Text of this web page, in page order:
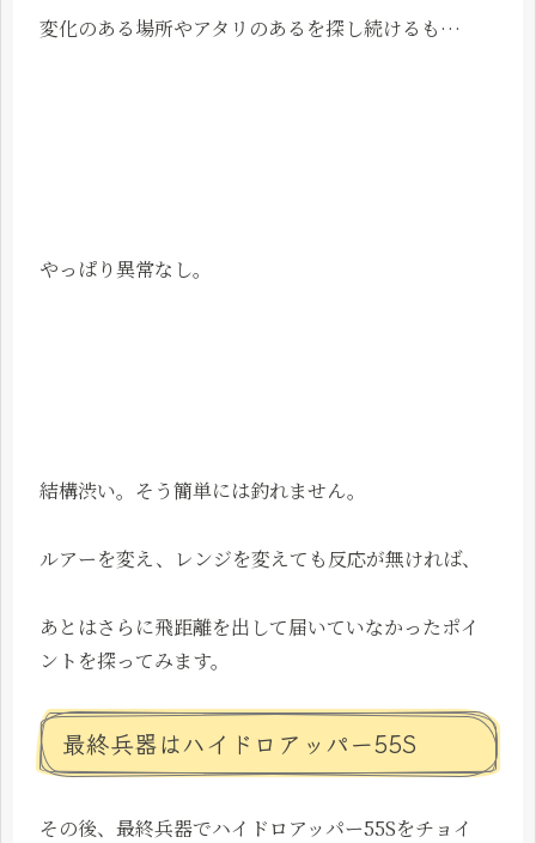
変化のある場所やアタリのあるを探し続けるも…
やっぱり異常なし。
結構渋い。そう簡単には釣れません。
ルアーを変え、レンジを変えても反応が無ければ、
あとはさらに飛距離を出して届いていなかったポイ
ントを探ってみます。
最終兵器はハイドロアッパー55S
その後、最終兵器でハイドロアッパー55Sをチョイ